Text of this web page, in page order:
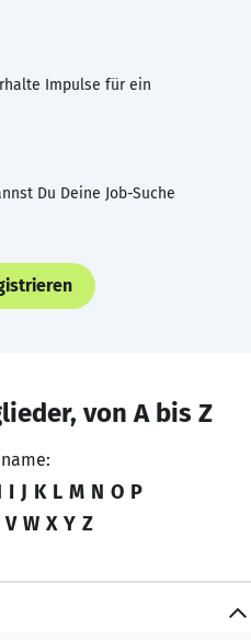
Impulse für ein
Du Deine Job-Suche
von A bis Z
I J K L M N O P
V W X Y Z